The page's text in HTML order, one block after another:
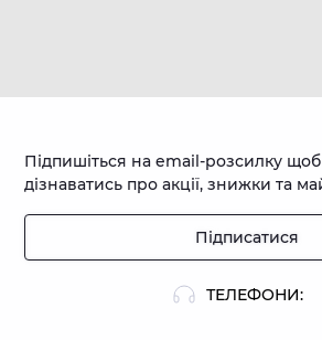
ТЕЛЕФОНИ:
Підпишіться на email-розсилку
дізнаватись про акції, знижки та
Підписатися